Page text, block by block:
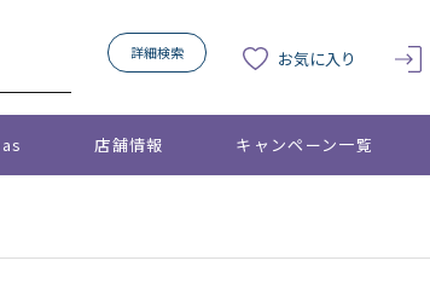
詳細検索 お気に入り
店舗情報 キャンペーン一覧